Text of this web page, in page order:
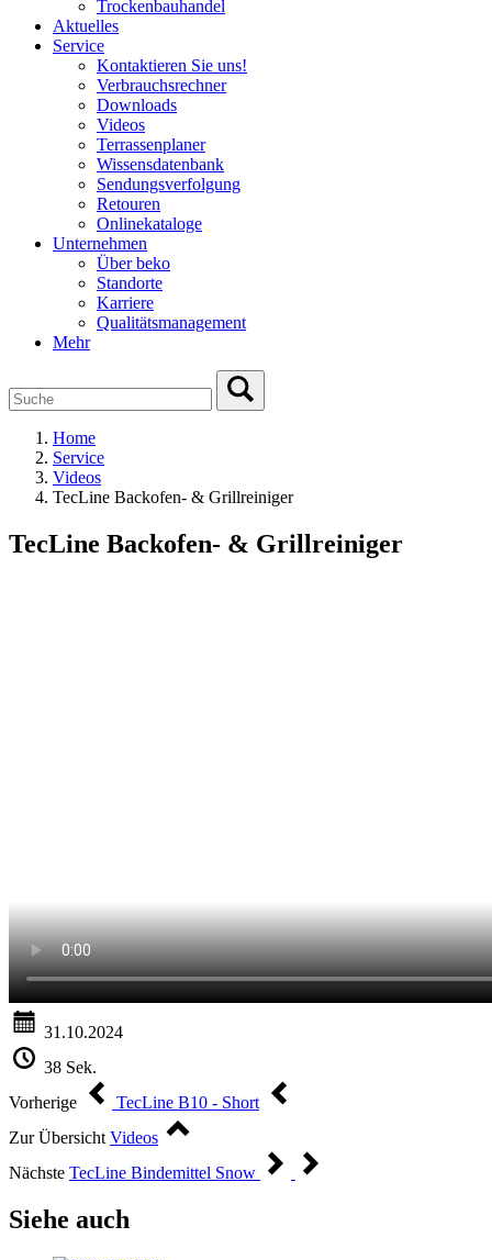
Trockenbauhandel
Aktuelles
Service
Kontaktieren Sie uns!
Verbrauchsrechner
Downloads
Videos
Terrassenplaner
Wissensdatenbank
Sendungsverfolgung
Retouren
Onlinekataloge
Unternehmen
Über beko
Standorte
Karriere
Qualitätsmanagement
Mehr
Home
Service
Videos
TecLine Backofen- & Grillreiniger
TecLine Backofen- & Grillreiniger
31.10.2024
38 Sek.
Vorherige
TecLine B10 - Short
Zur Übersicht Videos
Nächste TecLine Bindemittel Snow
Siehe auch